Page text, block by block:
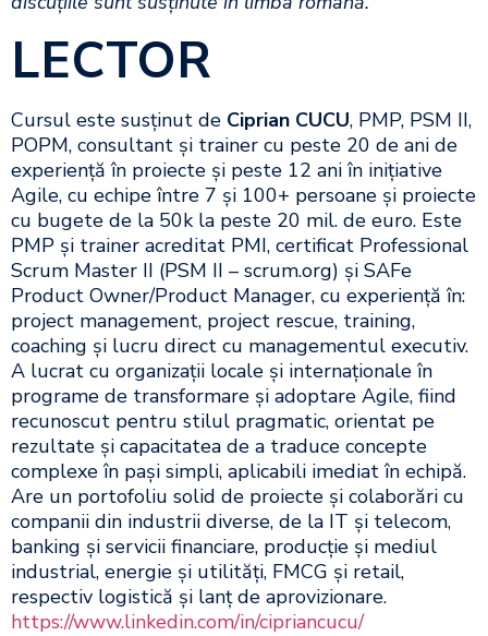
LECTOR
Cursul este susținut de Ciprian CUCU, PMP, PSM II,
POPM, consultant și trainer cu peste 20 de ani de
experiență în proiecte și peste 12 ani în inițiative
Agile, cu echipe între 7 și 100+ persoane și proiecte
cu bugete de la 50k la peste 20 mil. de euro. Este
PMP și trainer acreditat PMI, certificat Professional
Scrum Master II (PSM II – scrum.org) și SAFe
Product Owner/Product Manager, cu experiență în:
project management, project rescue, training,
coaching și lucru direct cu managementul executiv.
A lucrat cu organizații locale și internaționale în
programe de transformare și adoptare Agile, fiind
recunoscut pentru stilul pragmatic, orientat pe
rezultate și capacitatea de a traduce concepte
complexe în pași simpli, aplicabili imediat în echipă.
Are un portofoliu solid de proiecte și colaborări cu
companii din industrii diverse, de la IT și telecom,
banking și servicii financiare, producție și mediul
industrial, energie și utilități, FMCG și retail,
respectiv logistică și lanț de aprovizionare.
https://www.linkedin.com/in/cipriancucu/